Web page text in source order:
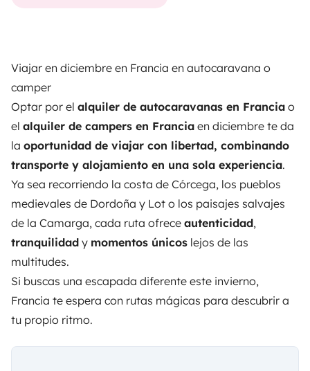
Viajar en diciembre en Francia en autocaravana o
camper
Optar por el alquiler de autocaravanas en Francia o
el alquiler de campers en Francia en diciembre te da
la oportunidad de viajar con libertad, combinando
transporte y alojamiento en una sola experiencia.
Ya sea recorriendo la costa de Córcega, los pueblos
medievales de Dordoña y Lot o los paisajes salvajes
de la Camarga, cada ruta ofrece autenticidad,
tranquilidad y momentos únicos lejos de las
multitudes.
Si buscas una escapada diferente este invierno,
Francia te espera con rutas mágicas para descubrir a
tu propio ritmo.